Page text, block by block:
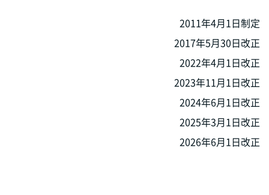
2011年4月1日制定
2017年5月30日改正
2022年4月1日改正
2023年11月1日改正
2024年6月1日改正
2025年3月1日改正
2026年6月1日改正